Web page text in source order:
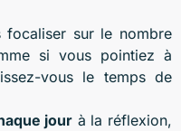
focaliser sur le nombre
si vous pointiez à
vous le temps de
jour à la réflexion,